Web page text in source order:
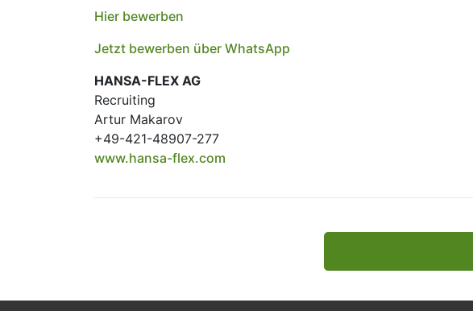
Hier bewerben
Jetzt bewerben über WhatsApp
HANSA-FLEX AG
Recruiting
Artur Makarov
+49-421-48907-277
www.hansa-flex.com